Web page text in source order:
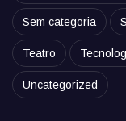
Sem categoria
Teatro
Uncategorized